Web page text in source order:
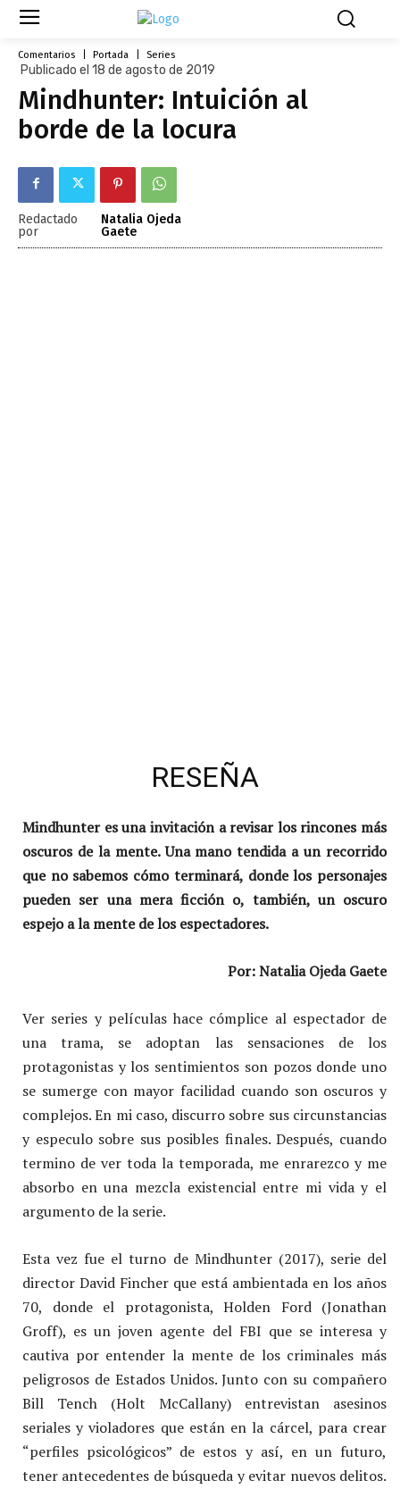
Comentarios Portada Series
Publicado el 18 de agosto de 2019
Mindhunter: Intuición al
borde de la locura
Redactado
por
Natalia Ojeda
Gaete
RESEÑA
Mindhunter es una invitación a revisar los rincones más
oscuros de la mente. Una mano tendida a un recorrido
que no sabemos cómo terminará, donde los personajes
pueden ser una mera ficción o, también, un oscuro
espejo a la mente de los espectadores.
Por: Natalia Ojeda Gaete
Ver series y películas hace cómplice al espectador de
una trama, se adoptan las sensaciones de los
protagonistas y los sentimientos son pozos donde uno
se sumerge con mayor facilidad cuando son oscuros y
complejos. En mi caso, discurro sobre sus circunstancias
y especulo sobre sus posibles finales. Después, cuando
termino de ver toda la temporada, me enrarezco y me
absorbo en una mezcla existencial entre mi vida y el
argumento de la serie.
Esta vez fue el turno de Mindhunter (2017), serie del
director David Fincher que está ambientada en los años
70, donde el protagonista, Holden Ford (Jonathan
Groff), es un joven agente del FBI que se interesa y
cautiva por entender la mente de los criminales más
peligrosos de Estados Unidos. Junto con su compañero
Bill Tench (Holt McCallany) entrevistan asesinos
seriales y violadores que están en la cárcel, para crear
“perfiles psicológicos” de estos y así, en un futuro,
tener antecedentes de búsqueda y evitar nuevos delitos.